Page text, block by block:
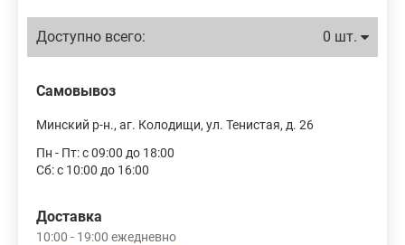
Доступно всего: 0 шт.
Самовывоз
Минский р-н., аг. Колодищи, ул. Тенистая, д. 26
Пн - Пт: с 09:00 до 18:00
Сб: с 10:00 до 16:00
Доставка
10:00 - 19:00 ежедневно